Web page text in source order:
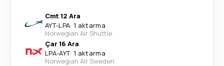
Cmt 12 Ara
AYT-LPA· 1 aktarma
Norwegian Air Shuttle
Çar 16 Ara
LPA-AYT· 1 aktarma
Norwegian Air Sweden